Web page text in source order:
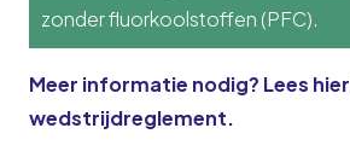
zonder fluorkoolstoffen (PFC).
Meer informatie nodig? Lees hier
wedstrijdreglement.